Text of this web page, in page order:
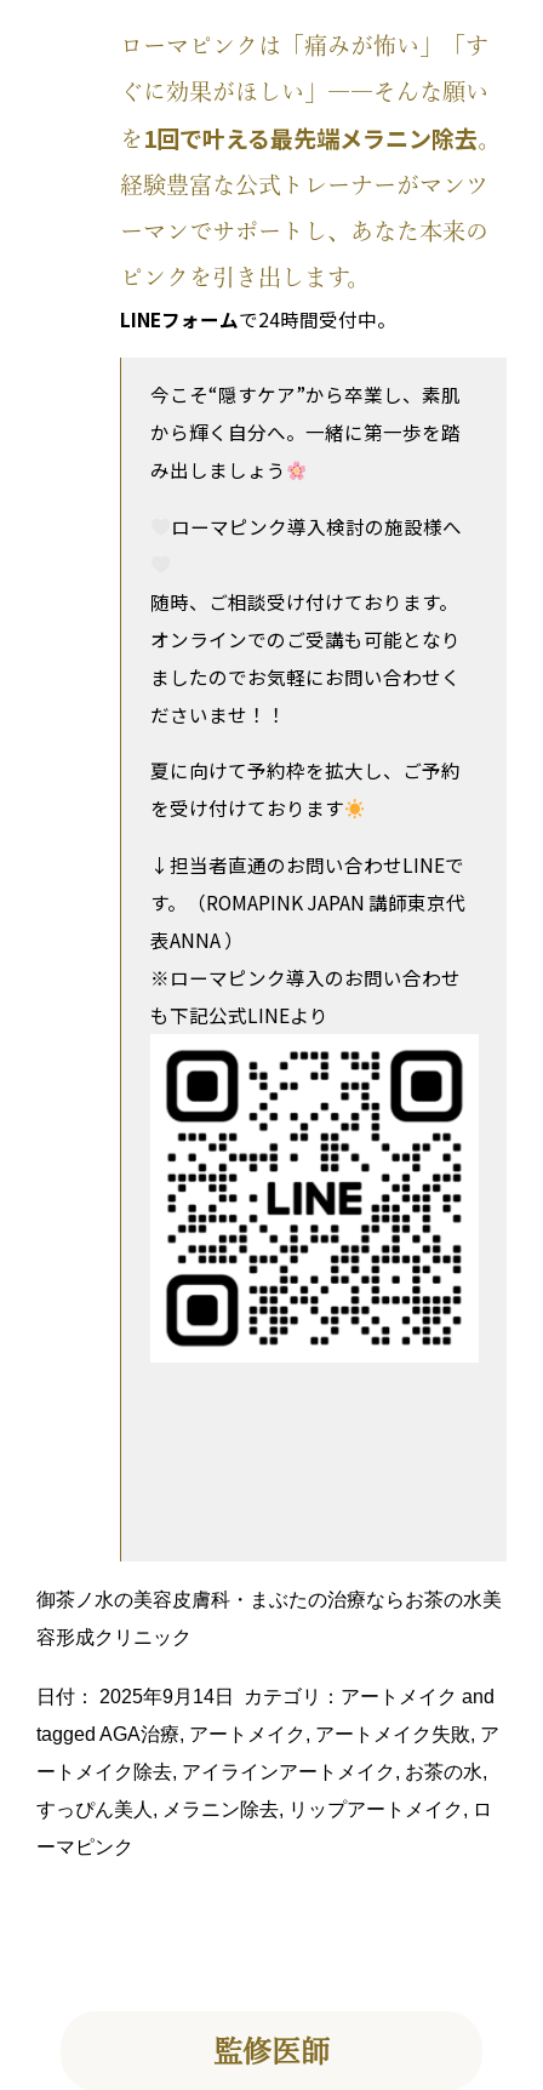
ローマピンクは「痛みが怖い」「す
ぐに効果がほしい」――そんな願い
を 1回で叶える最先端メラニン除去。
経験豊富な公式トレーナーがマンツ
ーマンでサポートし、あなた本来の
ピンクを引き出します。
LINEフォームで24時間受付中。
今こそ“隠すケア”から卒業し、素肌
から輝く自分へ。一緒に第一歩を踏
み出しましょう
ローマピンク導入検討の施設様へ
随時、ご相談受け付けております。
オンラインでのご受講も可能となり
ましたのでお気軽にお問い合わせく
ださいませ！！
夏に向けて予約枠を拡大し、ご予約
を受け付けております
↓担当者直通のお問い合わせLINEで
す。（ROMAPINK JAPAN 講師東京代
表ANNA ）
※ローマピンク導入のお問い合わせ
も下記公式LINEより
御茶ノ水の美容皮膚科・まぶたの治療ならお茶の水美
容形成クリニック
日付： 2025年9月14日 カテゴリ： アートメイク and
tagged AGA治療, アートメイク, アートメイク失敗, ア
ートメイク除去, アイラインアートメイク, お茶の水,
すっぴん美人 , メラニン除去, リップアートメイク, ロ
ーマピンク
監修医師